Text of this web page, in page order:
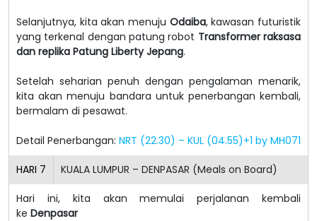
Selanjutnya, kita akan menuju Odaiba, kawasan futuristik
yang terkenal dengan patung robot Transformer raksasa
dan replika Patung Liberty Jepang.
Setelah seharian penuh dengan pengalaman menarik,
kita akan menuju bandara untuk penerbangan kembali,
bermalam di pesawat.
Detail Penerbangan: NRT (22.30) – KUL (04.55)+1 by MH071
HARI 7 KUALA LUMPUR – DENPASAR (Meals on Board)
Hari ini, kita akan memulai perjalanan kembali
ke Denpasar